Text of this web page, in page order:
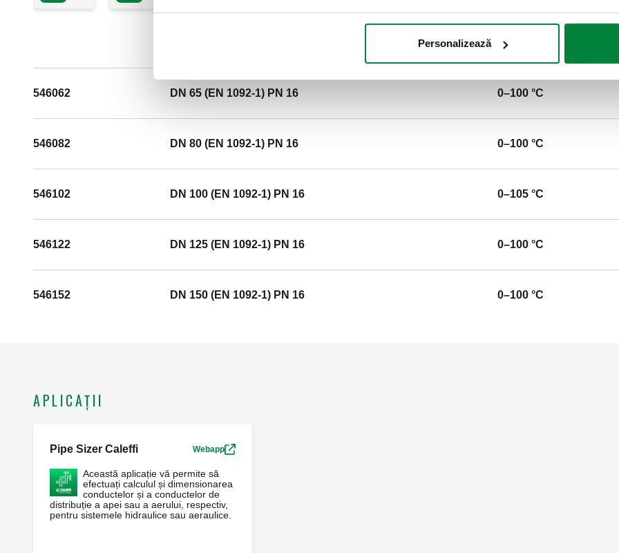
Personalizează
546062 DN 65 (EN 1092-1) PN 16 0–100 °C
546082 DN 80 (EN 1092-1) PN 16 0–100 °C
546102 DN 100 (EN 1092-1) PN 16 0–105 °C
546122 DN 125 (EN 1092-1) PN 16 0–100 °C
546152 DN 150 (EN 1092-1) PN 16 0–100 °C
APLICAȚII
Pipe Sizer Caleffi Webapp
Această aplicație vă permite să
efectuați calculul și dimensionarea
conductelor și a conductelor de
distribuție a apei sau a aerului, respectiv,
pentru sistemele hidraulice sau aeraulice.